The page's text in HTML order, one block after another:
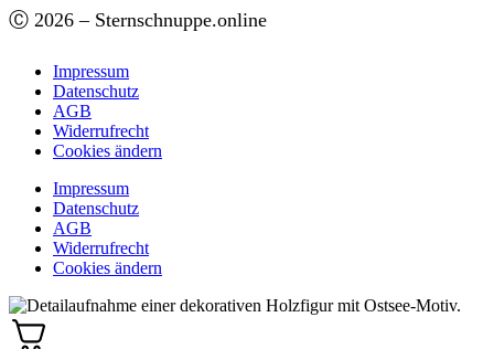
Ⓒ 2026 – Sternschnuppe.online
Impressum
Datenschutz
AGB
Widerrufrecht
Cookies ändern
Impressum
Datenschutz
AGB
Widerrufrecht
Cookies ändern